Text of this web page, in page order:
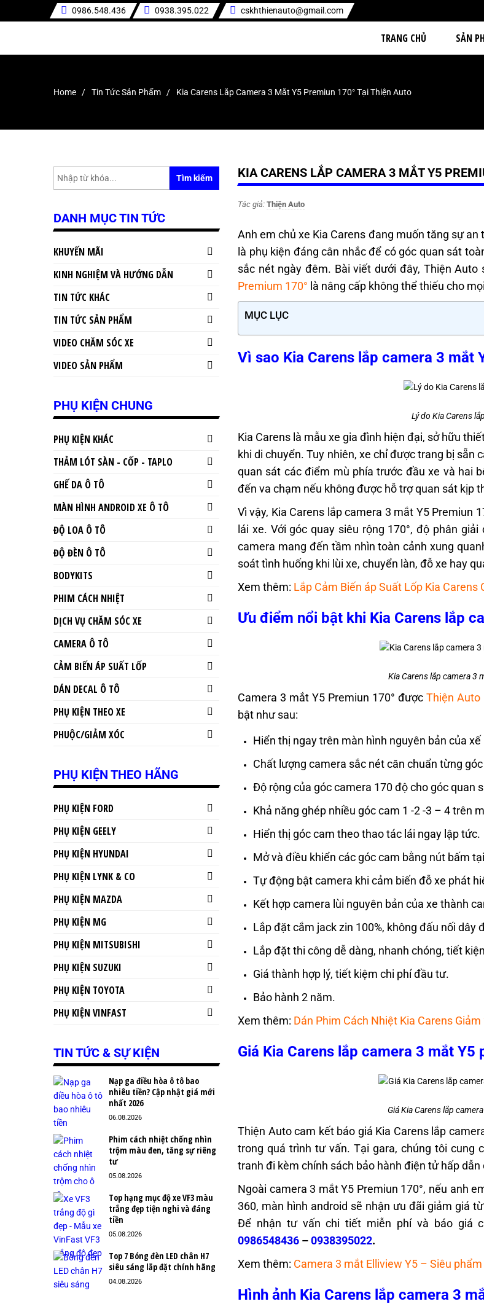
0986.548.436 0938.395.022 cskhthienauto@gmail.com
TRANG CHỦ SẢN
Home Tin Tức Sản Phẩm Kia Carens Lắp Camera 3 Mắt Y5 Premiun 170° Tại Thiện Auto
KIA CARENS LẮP CAMERA 3 MẮT Y5
Tác giả: Thiện Auto
Anh em chủ xe Kia Carens đang muốn tăng sự
là phụ kiện đáng cân nhắc để có góc quan sát
sắc nét ngày đêm. Bài viết dưới đây, Thiện
Premium 170° là nâng cấp không thể thiếu cho
MỤC LỤC
Vì sao Kia Carens lắp camera 3 mắt
Lý do Kia Carens
Kia Carens là mẫu xe gia đình hiện đại, sở hữu
khi di chuyển. Tuy nhiên, xe chỉ được trang bị sẵn
quan sát các điểm mù phía trước đầu xe và hai
đến va chạm nếu không được hỗ trợ quan sát kịp
Vì vậy, Kia Carens lắp camera 3 mắt Y5 Premiun
lái xe. Với góc quay siêu rộng 170°, độ phân
camera mang đến tầm nhìn toàn cảnh xung
soát tình huống khi lùi xe, chuyển làn, đỗ xe hay
Xem thêm: Lắp Cảm Biến áp Suất Lốp Kia Carens
Ưu điểm nổi bật khi Kia Carens lắp
Kia Carens lắp camera 3
Camera 3 mắt Y5 Premiun 170° đượcThiện Auto
bật như sau:
Hiển thị ngay trên màn hình nguyên bản của
Chất lượng camera sắc nét căn chuẩn từng
Độ rộng của góc camera 170 độ cho góc quan
Khả năng ghép nhiều góc cam 1 -2 -3 – 4 trên
Hiển thị góc cam theo thao tác lái ngay lập tức.
Mở và điều khiển các góc cam bằng nút bấm
Tự động bật camera khi cảm biến đỗ xe phát
Kết hợp camera lùi nguyên bản của xe thành
Lắp đặt cắm jack zin 100%, không đấu nối
Lắp đặt thi công dễ dàng, nhanh chóng, tiết
Giá thành hợp lý, tiết kiệm chi phí đầu tư.
Bảo hành 2 năm.
Xem thêm: Dán Phim Cách Nhiệt Kia Carens Giảm
Giá Kia Carens lắp camera 3 mắt Y5
Giá Kia Carens lắp
Thiện Auto cam kết báo giá Kia Carens lắp
trong quá trình tư vấn. Tại gara, chúng tôi cung
tranh đi kèm chính sách bảo hành điện tử hấp dẫn
Ngoài camera 3 mắt Y5 Premiun 170°, nếu anh
360, màn hình android sẽ nhận ưu đãi giảm giá
Để nhận tư vấn chi tiết miễn phí và báo giá
0986548436 –0938395022.
Xem thêm: Camera 3 mắt Elliview Y5 – Siêu
Hình ảnh Kia Carens lắp camera 3
Tìm kiếm
DANH MỤC TIN TỨC
KHUYẾN MÃI
KINH NGHIỆM VÀ HƯỚNG DẪN
TIN TỨC KHÁC
TIN TỨC SẢN PHẨM
VIDEO CHĂM SÓC XE
VIDEO SẢN PHẨM
PHỤ KIỆN CHUNG
PHỤ KIỆN KHÁC
THẢM LÓT SÀN - CỐP - TAPLO
GHẾ DA Ô TÔ
MÀN HÌNH ANDROID XE Ô TÔ
ĐỘ LOA Ô TÔ
ĐỘ ĐÈN Ô TÔ
BODYKITS
PHIM CÁCH NHIỆT
DỊCH VỤ CHĂM SÓC XE
CAMERA Ô TÔ
CẢM BIẾN ÁP SUẤT LỐP
DÁN DECAL Ô TÔ
PHỤ KIỆN THEO XE
PHUỘC/GIẢM XÓC
PHỤ KIỆN THEO HÃNG
PHỤ KIỆN FORD
PHỤ KIỆN GEELY
PHỤ KIỆN HYUNDAI
PHỤ KIỆN LYNK & CO
PHỤ KIỆN MAZDA
PHỤ KIỆN MG
PHỤ KIỆN MITSUBISHI
PHỤ KIỆN SUZUKI
PHỤ KIỆN TOYOTA
PHỤ KIỆN VINFAST
TIN TỨC & SỰ KIỆN
Nạp ga điều hòa ô tô bao
nhiêu tiền? Cập nhật giá mới
nhất 2026
06.08.2026
Phim cách nhiệt chống nhìn
trộm màu đen, tăng sự riêng
tư
05.08.2026
Top hạng mục độ xe VF3 màu
trắng đẹp tiện nghi và đáng
tiền
05.08.2026
Top 7 Bóng đèn LED chân H7
siêu sáng lắp đặt chính hãng
04.08.2026